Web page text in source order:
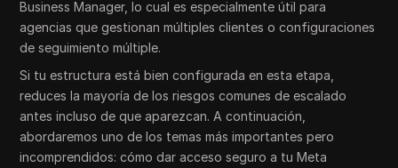
Business Manager, lo cual es especialmente útil para
agencias que gestionan múltiples clientes o configuraciones
de seguimiento múltiple.
Si tu estructura está bien configurada en esta etapa,
reduces la mayoría de los riesgos comunes de escalado
antes incluso de que aparezcan. A continuación,
abordaremos uno de los temas más importantes pero
incomprendidos: cómo dar acceso seguro a tu Meta